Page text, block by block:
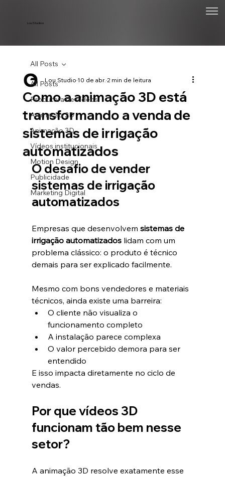
Lou Studios
All Posts
Produtora de vídeos
Animação 2D
Animação 3D
Vídeos institucionais
Motion Design
Publicidade
Marketing Digital
All Posts
Como a animação 3D está
transformando a venda de
sistemas de irrigação
automatizados
Lou Studio10 de abr.2 min de leitura
O desafio de vender
sistemas de irrigação
automatizados
Empresas que desenvolvem sistemas de
irrigação automatizados lidam com um
problema clássico: o produto é técnico
demais para ser explicado facilmente.
Mesmo com bons vendedores e materiais
técnicos, ainda existe uma barreira:
O cliente não visualiza o
funcionamento completo
A instalação parece complexa
O valor percebido demora para ser
entendido
E isso impacta diretamente no ciclo de
vendas.
Por que vídeos 3D
funcionam tão bem nesse
setor?
A animação 3D resolve exatamente esse